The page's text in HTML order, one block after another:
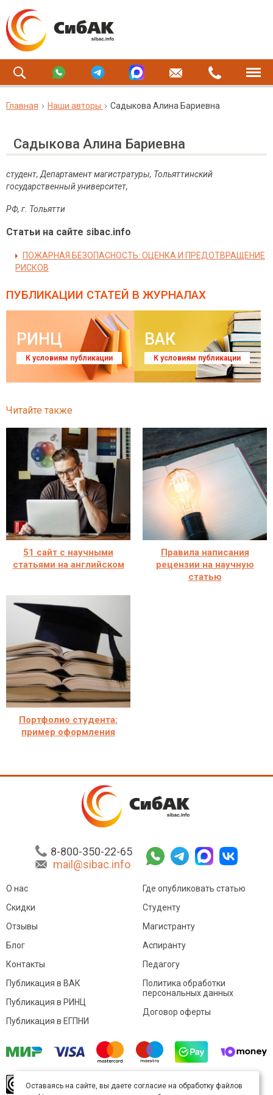
Главная Наши авторы Садыкова Алина Бариевна
Садыкова Алина Бариевна
студент, Департамент магистратуры, Тольяттинский
государственный университет,
РФ, г. Тольятти
Статьи на сайте sibac.info
ПОЖАРНАЯ БЕЗОПАСНОСТЬ: ОЦЕНКА И ПРЕДОТВРАЩЕНИЕ
РИСКОВ
ПУБЛИКАЦИИ СТАТЕЙ В ЖУРНАЛАХ
РИНЦ
К условиям публикации
ВАК
К условиям публикации
Читайте также
51 сайт с научными
статьями на английском
Правила написания
рецензии на научную
статью
Портфолио студента:
пример оформления
8-800-350-22-65
mail@sibac.info
О нас
Скидки
Отзывы
Блог
Контакты
Где опубликовать статью
Студенту
Магистранту
Аспиранту
Педагогу
Публикация в ВАК
Публикация в РИНЦ
Публикация в ЕГПНИ
Политика обработки
персональных данных
Договор оферты
произведение доступно полицензии Creative
Оставаясь на сайте, вы даете согласие на обработку файлов